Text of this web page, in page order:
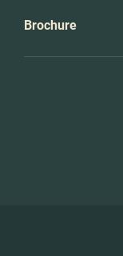
Brochure